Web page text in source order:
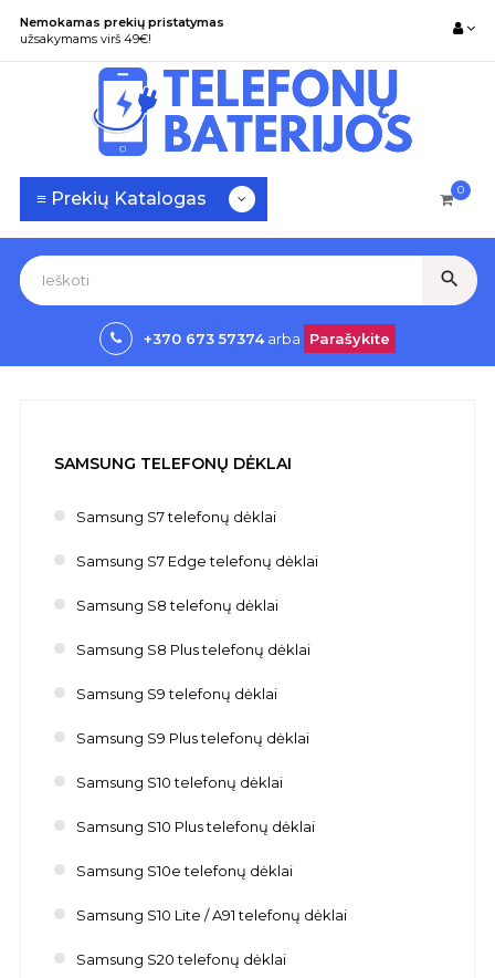
Nemokamas prekių pristatymas
užsakymams virš 49€!
Toggle
navigation
☰ 0
≡ Prekių Katalogas
search
+370 673 57374arba Parašykite
SAMSUNG TELEFONŲ DĖKLAI
Samsung S7 telefonų dėklai
Samsung S7 Edge telefonų dėklai
Samsung S8 telefonų dėklai
Samsung S8 Plus telefonų dėklai
Samsung S9 telefonų dėklai
Samsung S9 Plus telefonų dėklai
Samsung S10 telefonų dėklai
Samsung S10 Plus telefonų dėklai
Samsung S10e telefonų dėklai
Samsung S10 Lite / A91 telefonų dėklai
Samsung S20 telefonų dėklai